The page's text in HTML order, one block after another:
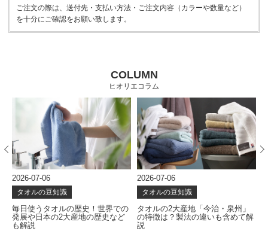
ご注文の際は、送付先・支払い方法・ご注文内容（カラーや数量など）
を十分にご確認をお願い致します。
COLUMN
ヒオリエコラム
2026-07-06
タオルの豆知識
毎日使うタオルの歴史！世界での
発展や日本の2大産地の歴史など
も解説
2026-07-06
タオルの豆知識
タオルの2大産地「今治・泉州」
の特徴は？製法の違いも含めて解
説